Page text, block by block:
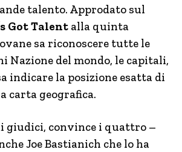
talento. Approdato sul
Got Talent alla quinta
sa riconoscere tutte le
Nazione del mondo, le capitali,
indicare la posizione esatta di
carta geografica.
giudici, convince i quattro –
Joe Bastianich che lo ha